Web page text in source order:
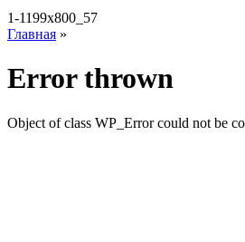
1-1199x800_57
Главная »
Error thrown
Object of class WP_Error could not be